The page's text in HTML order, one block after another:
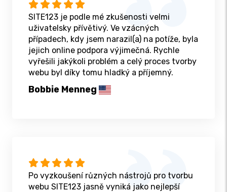
SITE123 je podle mé zkušenosti velmi
uživatelsky přívětivý. Ve vzácných
případech, kdy jsem narazil(a) na potíže, byla
jejich online podpora výjimečná. Rychle
vyřešili jakýkoli problém a celý proces tvorby
webu byl díky tomu hladký a příjemný.
Bobbie Menneg
Po vyzkoušení různých nástrojů pro tvorbu
webu SITE123 jasně vyniká jako nejlepší